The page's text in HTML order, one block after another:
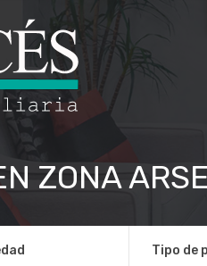
ZONA
Tipo de